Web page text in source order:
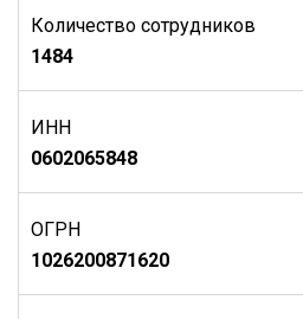
Количество сотрудников
1484
ИНН
0602065848
ОГРН
1026200871620